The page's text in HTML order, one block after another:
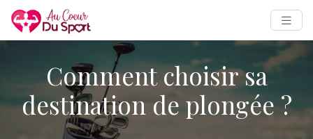
Comment choisir sa
destination de plongée ?